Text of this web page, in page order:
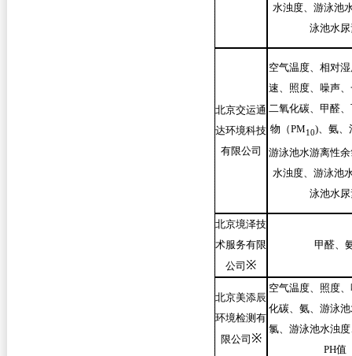
水浊度、游泳池
泳池水尿
北京交运通
达环境科技
有限公司
空气温度、相对
速、照度、噪声
二氧化碳、甲醛
物（PM10)、氨、
游泳池水游离性
水浊度、游泳池
泳池水尿
北京境泽技
术服务有限
公司 ※
甲醛、
北京美添辰
环境检测有
限公司 ※
空气温度、照度
化碳、氨、游泳
氯、游泳池水浊
PH值